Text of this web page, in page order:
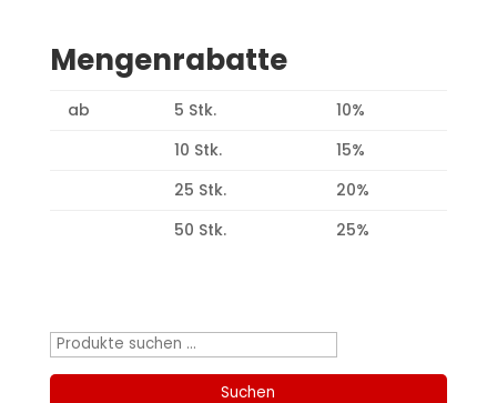
Mengenrabatte
ab 5 Stk.
10%
10 Stk.
15%
25 Stk.
20%
50 Stk.
25%
Suchen
Suchen